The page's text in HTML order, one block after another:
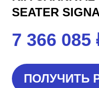
SEATER
7 366 085
ПОЛУЧИТЬ